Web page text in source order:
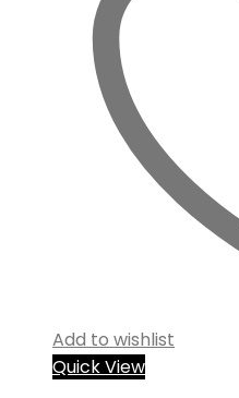
Add to wishlist
Quick View